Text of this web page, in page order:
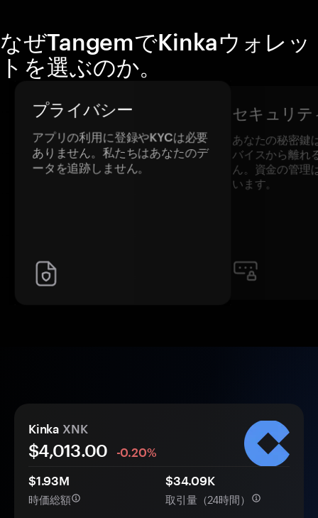
なぜTangemでKinkaウォレッ
トを選ぶのか。
プライバシー
アプリの利用に登録やKYCは必要
ありません。私たちはあなたのデ
ータを追跡しません。
セキュリテ
あなたの秘密鍵
バイスから離れ
ん。資金の管理
います。
Kinka XNK
$4,013.00
-0.20%
$1.93M
時価総額
$34.09K
取引量（24時間）